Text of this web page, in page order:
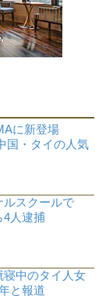
に新登場
国・タイの人気
ルスクールで
4人逮捕
寝中のタイ人女
と報道